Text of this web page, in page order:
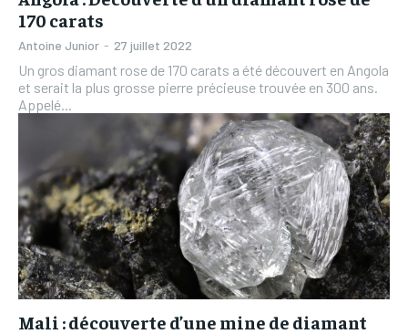
170 carats
Antoine Junior - 27 juillet 2022
Un gros diamant rose de 170 carats a été découvert en Angola
et serait la plus grosse pierre précieuse trouvée en 300 ans.
Appelé...
Mali : découverte d’une mine de diamant